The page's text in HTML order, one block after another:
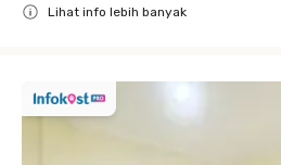
Lihat info lebih banyak